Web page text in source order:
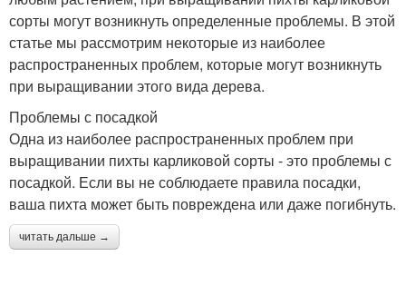
сорты могут возникнуть определенные проблемы. В этой
статье мы рассмотрим некоторые из наиболее
распространенных проблем, которые могут возникнуть
при выращивании этого вида дерева.
Проблемы с посадкой
Одна из наиболее распространенных проблем при
выращивании пихты карликовой сорты - это проблемы с
посадкой. Если вы не соблюдаете правила посадки,
ваша пихта может быть повреждена или даже погибнуть.
читать дальше →